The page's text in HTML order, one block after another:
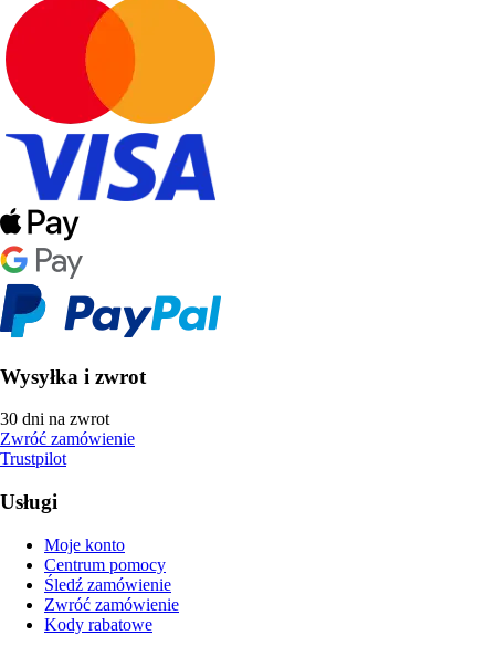
Wysyłka i zwrot
30 dni na zwrot
Zwróć zamówienie
Trustpilot
Usługi
Moje konto
Centrum pomocy
Śledź zamówienie
Zwróć zamówienie
Kody rabatowe